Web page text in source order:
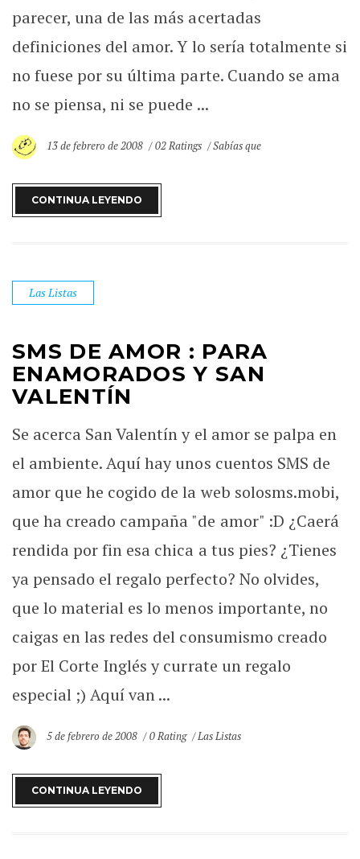
parecer, una de las más acertadas
definiciones del amor. Y lo sería totalmente si
no fuese por su última parte. Cuando se ama
no se piensa, ni se puede ...
13 de febrero de 2008 02 Ratings Sabías que
CONTINUA LEYENDO
Las Listas
SMS DE AMOR : PARA
ENAMORADOS Y SAN
VALENTÍN
Se acerca San Valentín y el amor se palpa en
el ambiente. Aquí hay unos cuentos SMS de
amor que he cogido de la web solosms.mobi,
que ha creado campaña "de amor" :D ¿Caerá
rendida por fin esa chica a tus pies? ¿Tienes
ya pensado el regalo perfecto? No olvides,
que lo material es lo menos importante, no
caigas en las redes del consumismo creado
por El Corte Inglés y currate un regalo
especial ;) Aquí van ...
5 de febrero de 2008 0 Rating Las Listas
CONTINUA LEYENDO